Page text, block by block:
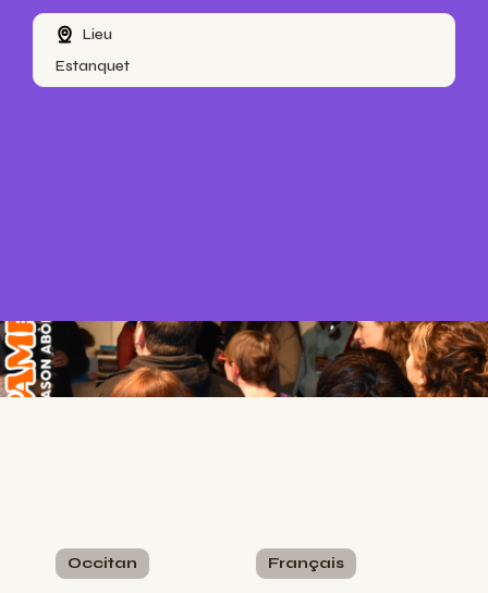
Lieu
Estanquet
Occitan Français